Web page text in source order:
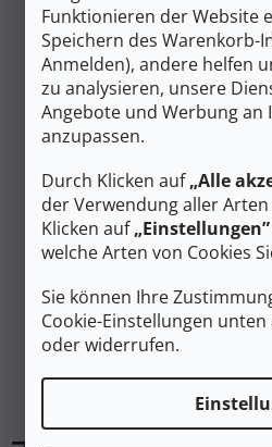
Funktionieren der Website
Speichern des Warenkorb-
Anmelden), andere helfen
zu analysieren, unsere
Angebote und Werbung an
anzupassen.
Durch Klicken auf„Alle
der Verwendung aller
Klicken auf„Einstellungen”
welche Arten von Cookies
Sie können Ihre
Cookie-Einstellungen
oder widerrufen.
BIOWASH Waschgel für
Zedernholz